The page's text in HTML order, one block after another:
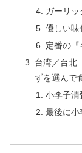
ガーリッ
優しい味
定番の『
台湾／台北
ずを選んで
小李子清
最後に小